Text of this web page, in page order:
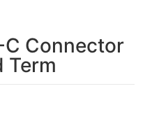
Connector
Term